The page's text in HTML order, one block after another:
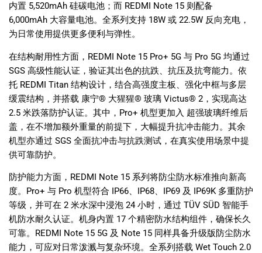
内置 5,520mAh 硅碳电池；而 REDMI Note 15 则配备
6,000mAh 大容量电池。全系列支持 18W 或 22.5W 反向充电，
为日常使用提供更多便利与弹性。
在结构耐用性方面， REDMI Note 15 Pro+ 5G 与 Pro 5G 均通过
SGS 高级性能认证，验证其出色的抗跌、抗压及抗弯能力。依
托 REDMI Titan 结构设计，结合高强度主板、强化中框与多层
缓震结构，并搭载 康宁® 大猩猩® 玻璃 Victus® 2 ，实现高达
2.5 米跌落防护认证。其中， Pro+ 机型更加入 超强玻璃纤维后
盖，在不增加额外重量的前提下，大幅提升抗冲击能力。其余
机型亦通过 SGS 全面抗冲击与抗跌测试，在真实使用场景中提
供可靠防护。
防护能力方面， REDMI Note 15 系列将防尘防水标准推向新高
度。 Pro+ 与 Pro 机型符合 IP66、 IP68、 IP69 及 IP69K 多重防护
等级，并可在 2 米水深中浸泡 24小时，通过 TÜV SÜD 智能手
机防水耐久认证。机身内置 17 个精密防水结构组件，确保长久
可靠。 REDMI Note 15 5G 及 Note 15 同样具备升级版防尘防水
能力，可应对日常泼溅与复杂环境。全系列搭载 Wet Touch 2.0